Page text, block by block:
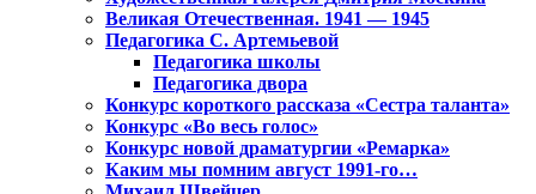
Великая Отечественная. 1941 — 1945
Педагогика С. Артемьевой
Педагогика школы
Педагогика двора
Конкурс короткого рассказа «Сестра таланта»
Конкурс «Во весь голос»
Конкурс новой драматургии «Ремарка»
Каким мы помним август 1991-го…